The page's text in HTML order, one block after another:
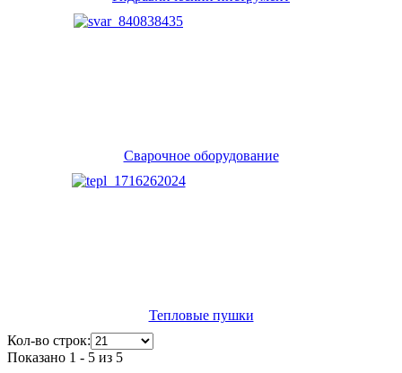
Сварочное оборудование
Тепловые пушки
Кол-во строк:
Показано 1 - 5 из 5